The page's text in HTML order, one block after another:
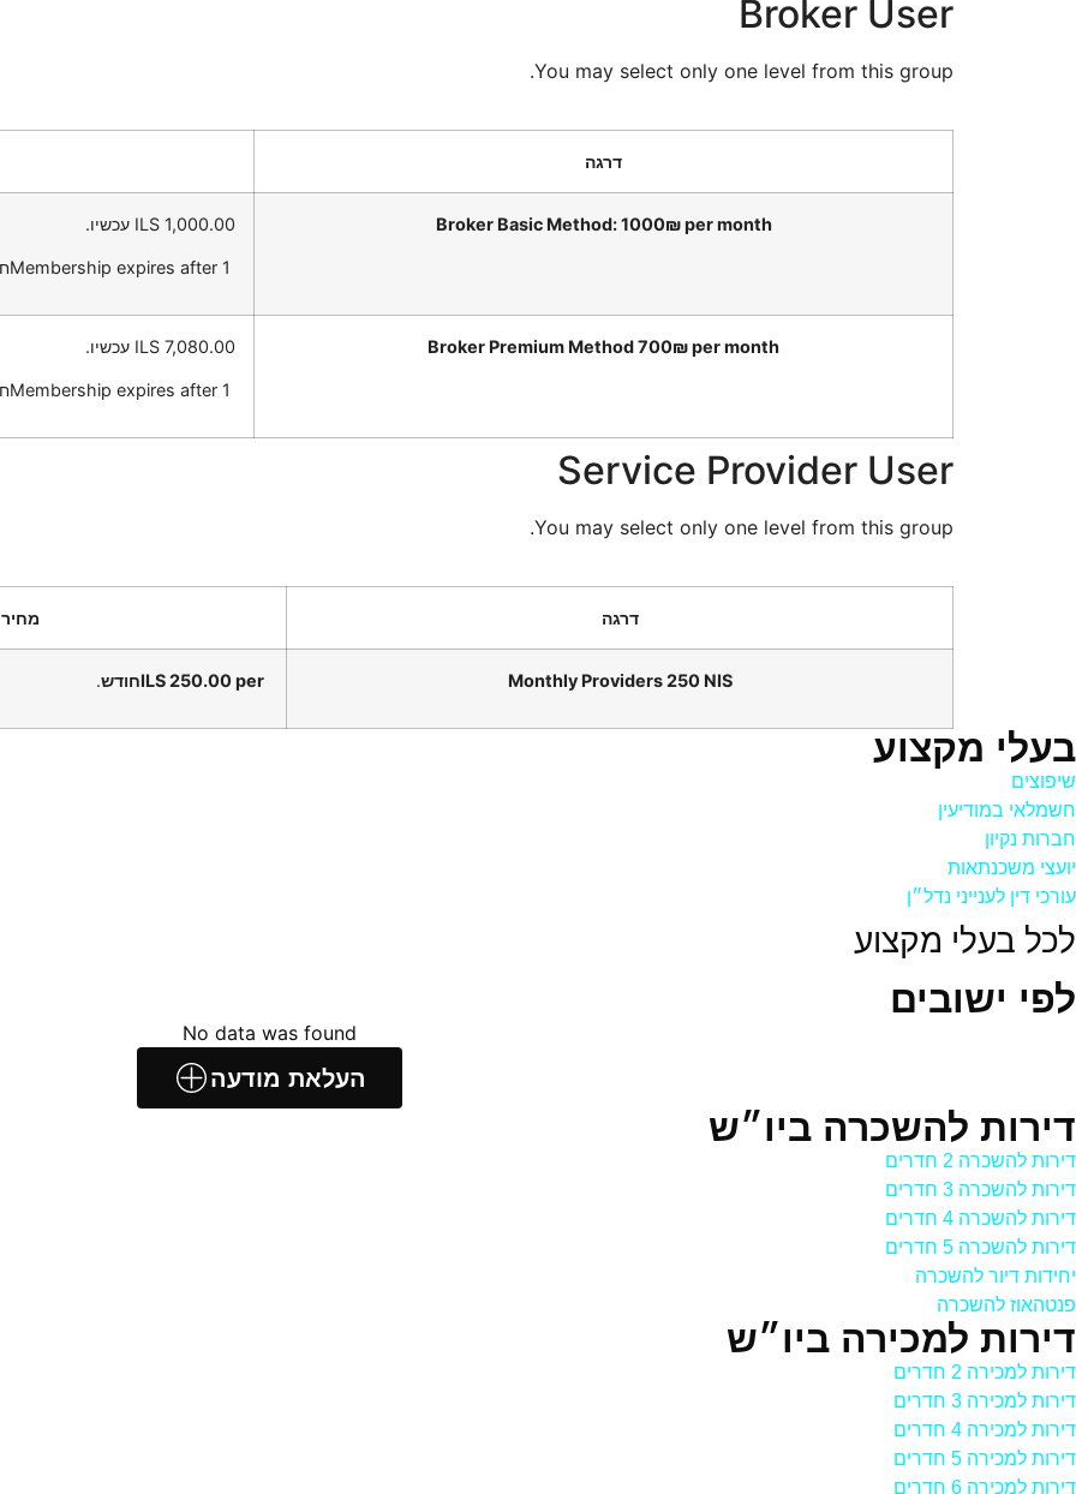
Broker User
You may select only one level from this group.
Broker Basic Method: 1000₪ per month ‬ עכשיו.
Membership expires after 1 ‎חודש.
Broker Premium Method 700₪ per month ‬ עכשיו.
Membership expires after 1 ‎חודש.
Service Provider User
You may select only one level from this group.
‎דרגה מחיר
Monthly Providers 250 NIS ILS 250.00 per ‎חודש .
בעלי מקצוע
שיפוצים
חשמלאי במודיעין
חברות נקיון
יועצי משכנתאות
עורכי דין לענייני נדל״ן
לכל בעלי מקצוע
לפי ישובים
No data was found
העלאת מודעה
דירות להשכרה ביו״ש
דירות להשכרה 2 חדרים
דירות להשכרה 3 חדרים
דירות להשכרה 4 חדרים
דירות להשכרה 5 חדרים
יחידות דיור להשכרה
פנטהאוז להשכרה
דירות למכירה ביו״ש
דירות למכירה 2 חדרים
דירות למכירה 3 חדרים
דירות למכירה 4 חדרים
דירות למכירה 5 חדרים
דירות למכירה 6 חדרים